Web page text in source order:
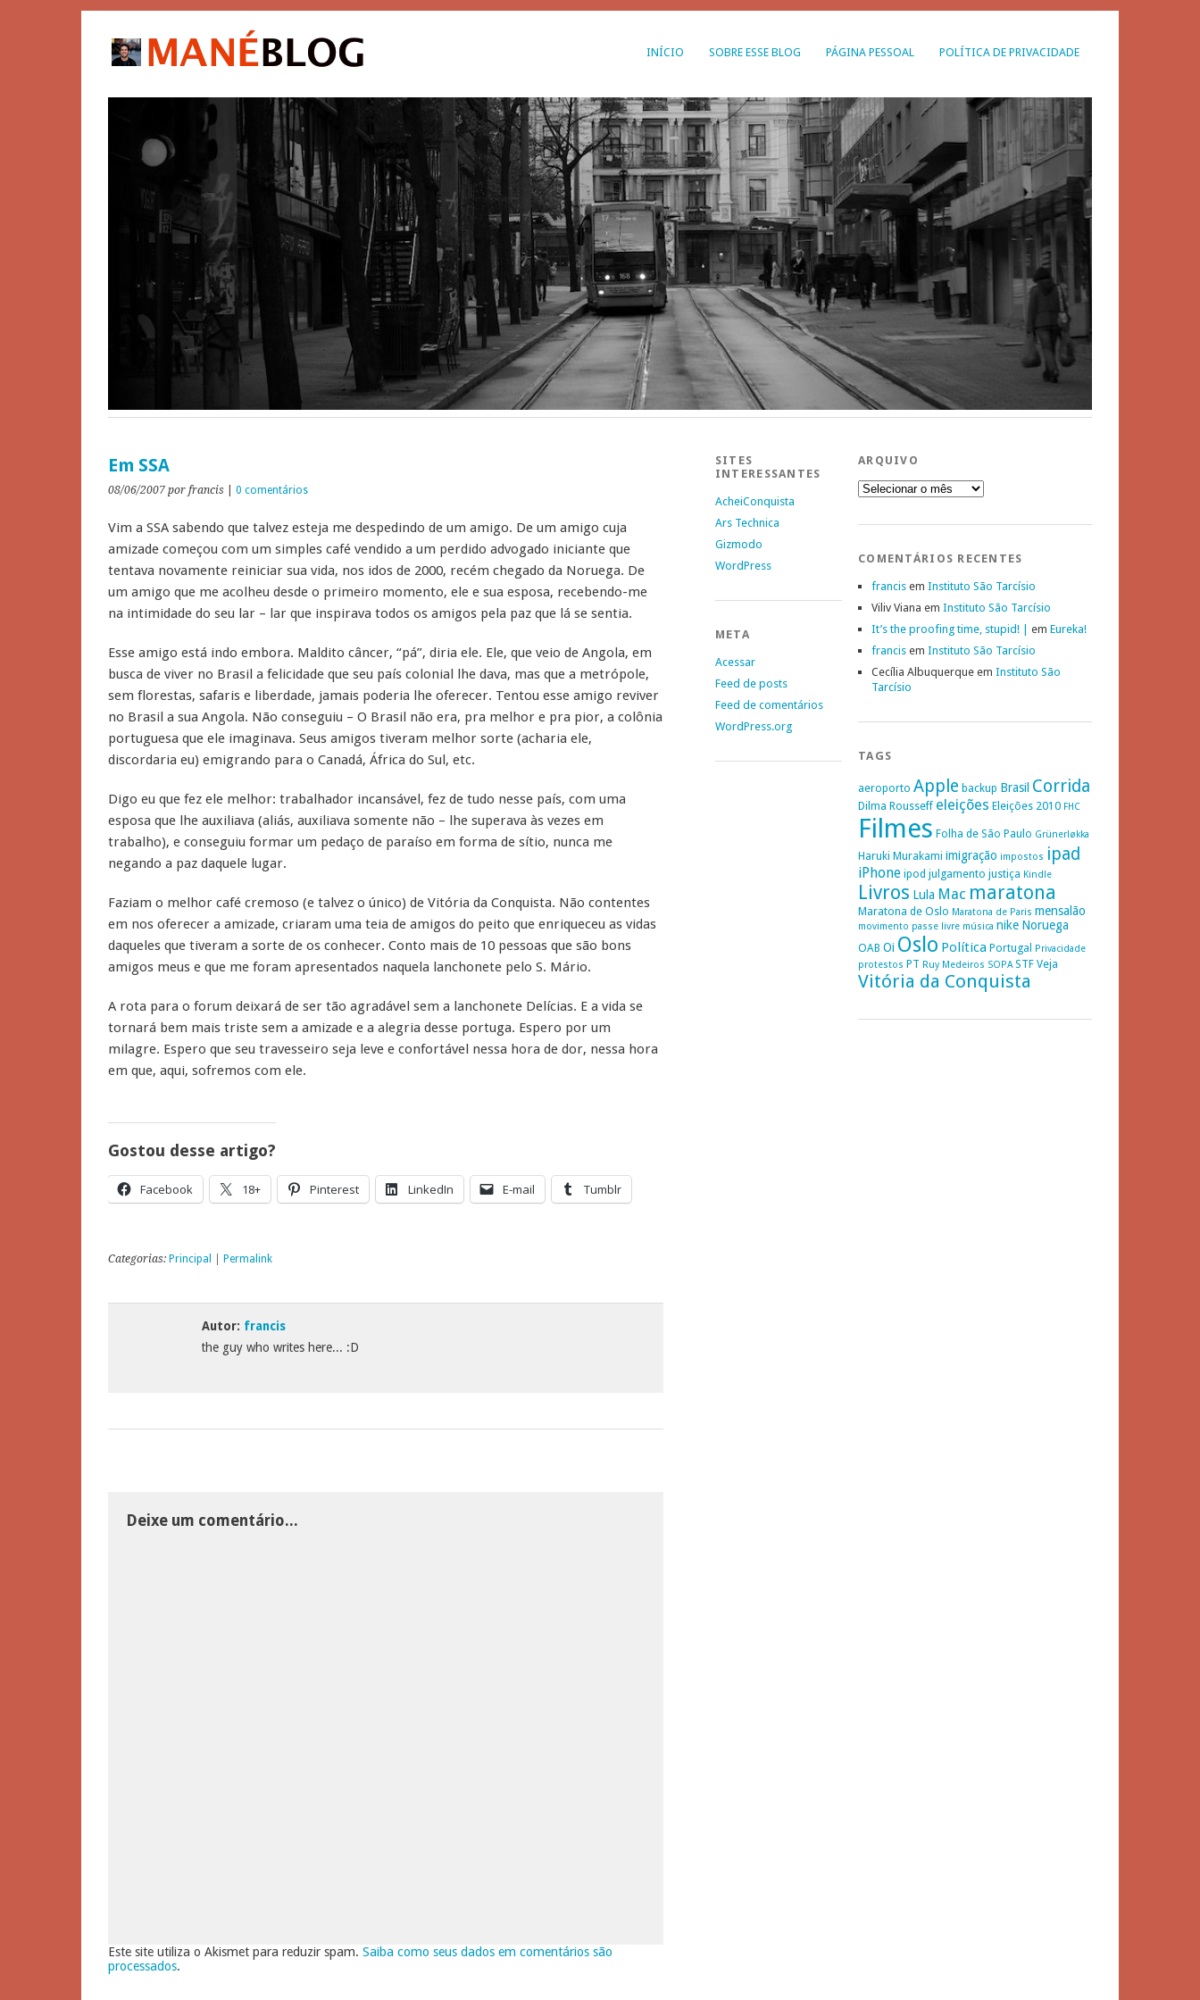
INÍCIO SOBRE ESSE BLOG PÁGINA PESSOAL POLÍTICA DE PRIVACIDADE
Em SSA
08/06/2007 por francis 0 comentários
Vim a SSA sabendo que talvez esteja me despedindo de um amigo. De um amigo cuja
amizade começou com um simples café vendido a um perdido advogado iniciante que
tentava novamente reiniciar sua vida, nos idos de 2000, recém chegado da Noruega. De
um amigo que me acolheu desde o primeiro momento, ele e sua esposa, recebendo-me
na intimidade do seu lar – lar que inspirava todos os amigos pela paz que lá se sentia.
Esse amigo está indo embora. Maldito câncer, “pá”, diria ele. Ele, que veio de Angola, em
busca de viver no Brasil a felicidade que seu país colonial lhe dava, mas que a metrópole,
sem florestas, safaris e liberdade, jamais poderia lhe oferecer. Tentou esse amigo reviver
no Brasil a sua Angola. Não conseguiu – O Brasil não era, pra melhor e pra pior, a colônia
portuguesa que ele imaginava. Seus amigos tiveram melhor sorte (acharia ele,
discordaria eu) emigrando para o Canadá, África do Sul, etc.
Digo eu que fez ele melhor: trabalhador incansável, fez de tudo nesse país, com uma
esposa que lhe auxiliava (aliás, auxiliava somente não – lhe superava às vezes em
trabalho), e conseguiu formar um pedaço de paraíso em forma de sítio, nunca me
negando a paz daquele lugar.
Faziam o melhor café cremoso (e talvez o único) de Vitória da Conquista. Não contentes
em nos oferecer a amizade, criaram uma teia de amigos do peito que enriqueceu as vidas
daqueles que tiveram a sorte de os conhecer. Conto mais de 10 pessoas que são bons
amigos meus e que me foram apresentados naquela lanchonete pelo S. Mário.
A rota para o forum deixará de ser tão agradável sem a lanchonete Delícias. E a vida se
tornará bem mais triste sem a amizade e a alegria desse portuga. Espero por um
milagre. Espero que seu travesseiro seja leve e confortável nessa hora de dor, nessa hora
em que, aqui, sofremos com ele.
Gostou desse artigo?
Facebook 18+ Pinterest LinkedIn E-mail Tumblr
Categorias: Principal Permalink
Autor: francis
the guy who writes here... :D
Deixe um comentário...
Este site utiliza o Akismet para reduzir spam. Saiba como seus dados em comentários são
processados.
SITES
INTERESSANTES
AcheiConquista
Ars Technica
Gizmodo
WordPress
META
Acessar
Feed de posts
Feed de comentários
WordPress.org
ARQUIVO
Arquivo
COMENTÁRIOS RECENTES
francis em Instituto São Tarcísio
Viliv Viana em Instituto São Tarcísio
It’s the proofing time, stupid! |
em Eureka!
francis em Instituto São Tarcísio
Cecília Albuquerque em Instituto São
Tarcísio
TAGS
aeroporto Apple backup Brasil Corrida
Dilma Rousseff eleições Eleições 2010 FHC
Filmes Folha de São Paulo Grünerløkka
Haruki Murakami imigração impostos ipad
iPhone ipod julgamento justiça Kindle
Livros Lula Mac maratona
Maratona de Oslo Maratona de Paris mensalão
movimento passe livre música nike Noruega
OAB Oi Oslo Política Portugal
Privacidade
protestos PT Ruy Medeiros SOPA STF Veja
Vitória da Conquista